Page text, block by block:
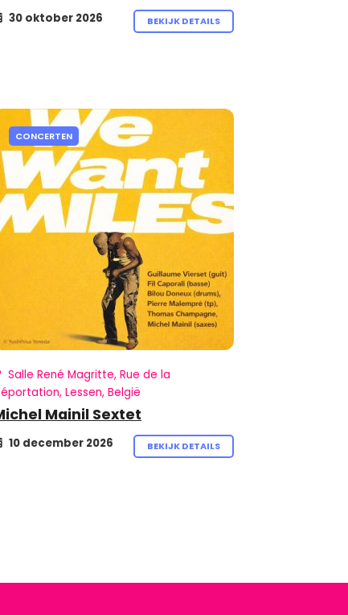
30 oktober 2026 BEKIJK DETAILS
CONCERTEN
Salle René Magritte, Rue de la
Lessen, België
Mainil Sextet
10 december 2026 BEKIJK DETAILS